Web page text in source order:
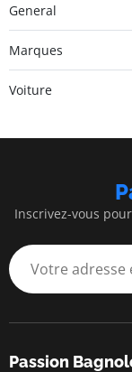
General
Marques
Voiture
Inscrivez-vous
Passion